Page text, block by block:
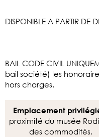
DISPONIBLE A PARTIR DE
BAIL CODE CIVIL
bail société) les
hors charges.
Emplacement
proximité du musée
des commodités.